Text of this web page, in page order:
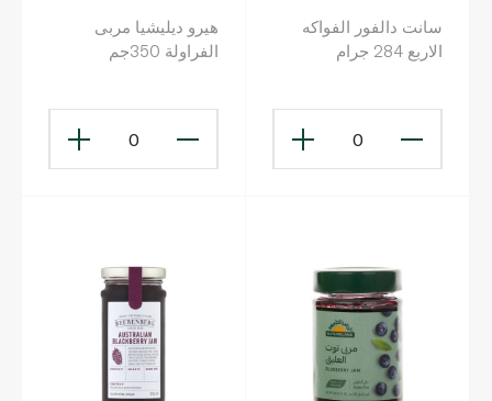
سانت دالفور الفواكه
الاربع 284 جرام
0
هيرو ديليشيا مربى
الفراولة 350جم
0